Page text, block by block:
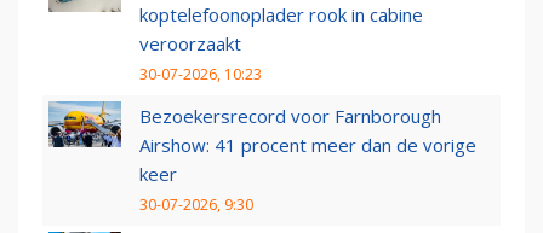
koptelefoonoplader rook in cabine
veroorzaakt
30-07-2026, 10:23
Bezoekersrecord voor Farnborough
Airshow: 41 procent meer dan de vorige
keer
30-07-2026, 9:30